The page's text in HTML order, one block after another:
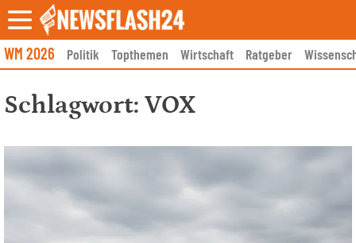
Skip
to
content
WM 2026 Politik Topthemen Wirtschaft Ratgeber
Schlagwort: VOX